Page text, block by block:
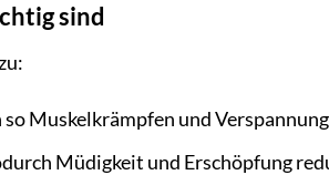
sind
Muskelkrämpfen und
Müdigkeit und Erschöpfung